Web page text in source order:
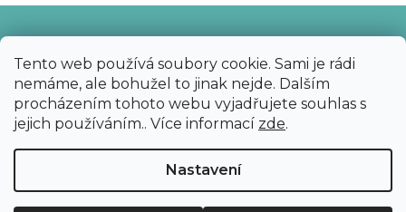
Tento web používá soubory cookie. Sami je rádi
nemáme, ale bohužel to jinak nejde. Dalším
procházením tohoto webu vyjadřujete souhlas s
jejich používáním.. Více informací zde.
Nastavení
Copyright 2026 Bijoux Components - Svět
korálků. Všechna práva vyhrazena.